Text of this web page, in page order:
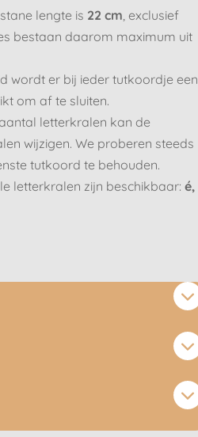
lengte is 22 cm, exclusief
bestaan daarom maximum uit
wordt er bij ieder tutkoordje een
om af te sluiten.
letterkralen kan de
wijzigen. We proberen steeds
tutkoord te behouden.
letterkralen zijn beschikbaar: é,